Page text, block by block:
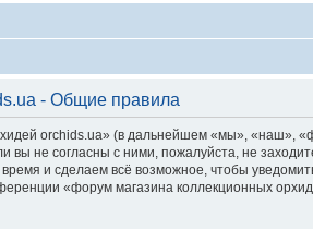
- Общие правила
orchids.ua» (в дальнейшем «мы», «наш»,
вы не согласны с ними, пожалуйста, не
и сделаем всё возможное, чтобы
«форум магазина коллекционных